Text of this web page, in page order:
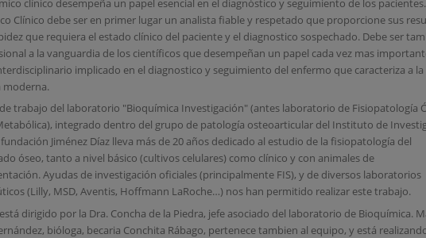
clínico desempeña un papel esencial en el diagnóstico y seguimiento de los pacientes.
Clínico debe ser en primer lugar un analista fiable y respetado que proporcione sus
que requiera el estado clínico del paciente y el diagnostico sospechado. Debe ser
a la vanguardia de los científicos que desempeñan un papel cada vez mas
implicado en el diagnostico y seguimiento del enfermo que caracteriza a la
moderna.
trabajo del laboratorio "Bioquímica Investigación" (antes laboratorio de Fisiopatología
integrado dentro del grupo de patología osteoarticular del Instituto de
Jiménez Díaz lleva más de 20 años dedicado al estudio de la fisiopatología del
óseo, tanto a nivel básico (cultivos celulares) como clínico y con animales de
Ayudas de investigación oficiales (principalmente FIS), y de diversos laboratorios
(Lilly, MSD, Aventis, Hoffmann LaRoche…) nos han permitido realizar este trabajo.
dirigido por la Dra. Concha de la Piedra, jefe asociado del laboratorio de Bioquímica.
bióloga, becaria Conchita Rábago, pertenece tambien al equipo, y está